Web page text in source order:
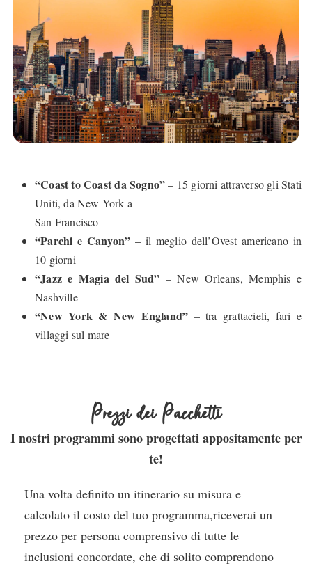
“Coast to Coast da Sogno”– 15 giorni attraverso gli Stati
Uniti, da New York a
San Francisco
“Parchi e Canyon” – il meglio dell’Ovest americano in
10 giorni
“Jazz e Magia del Sud” – New Orleans, Memphis e
Nashville
“New York & New England” – tra grattacieli, fari e
villaggi sul mare
Prezzi dei Pacchetti
I nostri programmi sono progettati appositamente per
te!
Una volta definito un itinerario su misura e
calcolato il costo del tuo programma,riceverai un
prezzo per persona comprensivo di tutte le
inclusioni concordate, che di solito comprendono